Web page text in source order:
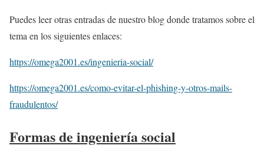
Puedes leer otras entradas de nuestro blog donde tratamos sobre el
tema en los siguientes enlaces:
https://omega2001.es/ingenieria-social/
https://omega2001.es/como-evitar-el-phishing-y-otros-mails-
fraudulentos/
Formas de ingeniería social